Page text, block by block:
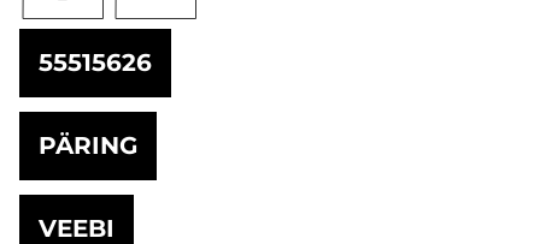
55515626
PÄRING
VEEBI